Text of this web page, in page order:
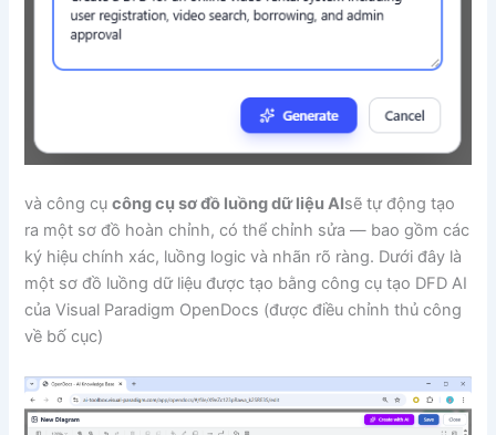
và công cụcông cụ sơ đồ luồng dữ liệu AIsẽ tự động tạo
ra một sơ đồ hoàn chỉnh, có thể chỉnh sửa — bao gồm các
ký hiệu chính xác, luồng logic và nhãn rõ ràng. Dưới đây là
một sơ đồ luồng dữ liệu được tạo bằng công cụ tạo DFD AI
của Visual Paradigm OpenDocs (được điều chỉnh thủ công
về bố cục)